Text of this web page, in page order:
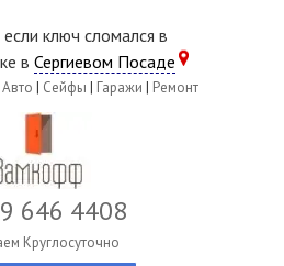
ключ сломался в
в Сергиевом Посаде
Авто | Сейфы | Гаражи | Ремонт
646 4408
Круглосуточно